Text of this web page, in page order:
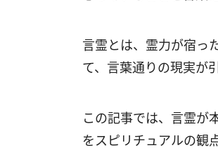
言霊とは、霊力が宿っ
て、言葉通りの現実が
この記事では、言霊が
をスピリチュアルの観